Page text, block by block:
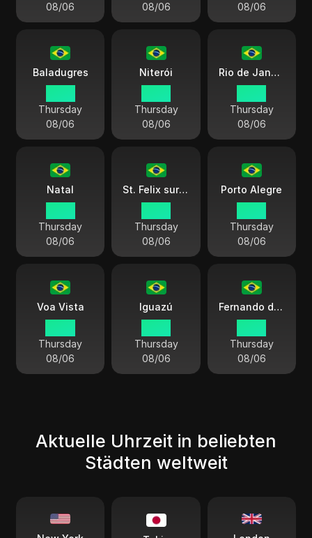
08/06
08/06
08/06
Baladugres
Thursday
08/06
Niterói
Thursday
08/06
Rio de Janeiro
Thursday
08/06
Natal
Thursday
08/06
St. Felix sur Shengu
Thursday
08/06
Porto Alegre
Thursday
08/06
Voa Vista
Thursday
08/06
Iguazú
Thursday
08/06
Fernando de Noronha
Thursday
08/06
Aktuelle Uhrzeit in beliebten
Städten weltweit